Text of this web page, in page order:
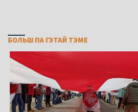
БОЛЬШ ПА ГЭТАЙ ТЭМЕ